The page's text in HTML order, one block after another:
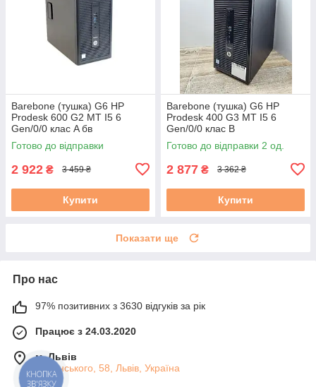
Barebone (тушка) G6 HP
Prodesk 600 G2 MT I5 6
Gen/0/0 клас A бв
Готово до відправки
2 922 ₴ 3 459 ₴
Купити
Barebone (тушка) G6 HP
Prodesk 400 G3 MT I5 6
Gen/0/0 клас B
Готово до відправки 2 од.
2 877 ₴ 3 362 ₴
Купити
Показати ще
Про нас
97% позитивних з 3630 відгуків за рік
Працює з 24.03.2020
м. Львів
Липинського, 58, Львів, Україна
КНОПКА
ЗВ'ЯЗКУ